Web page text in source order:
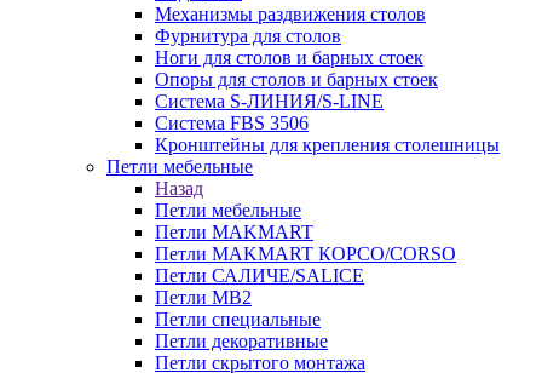
Механизмы раздвижения столов
Фурнитура для столов
Ноги для столов и барных стоек
Опоры для столов и барных стоек
Система S-ЛИНИЯ/S-LINE
Система FBS 3506
Кронштейны для крепления столешницы
Петли мебельные
Назад
Петли мебельные
Петли MAKMART
Петли MAKMART КОРСО/CORSO
Петли САЛИЧЕ/SALICE
Петли MB2
Петли специальные
Петли декоративные
Петли скрытого монтажа